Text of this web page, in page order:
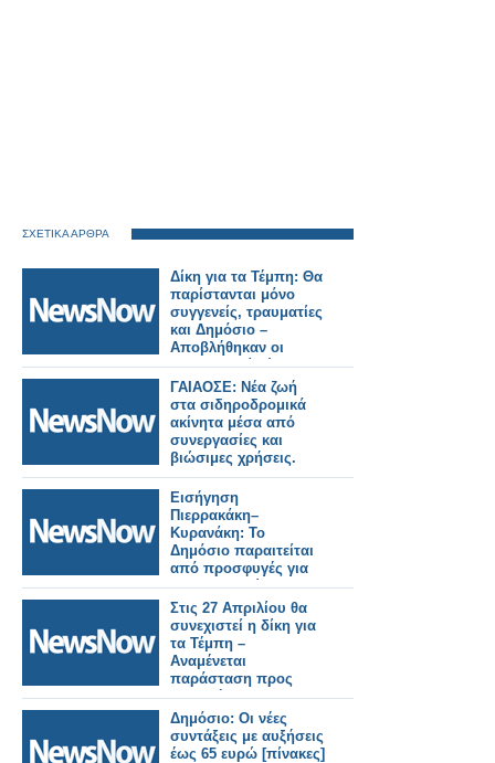
ΣΧΕΤΙΚΑ ΑΡΘΡΑ
Δίκη για τα Τέμπη: Θα
παρίστανται μόνο
συγγενείς, τραυματίες
και Δημόσιο –
Αποβλήθηκαν οι
Δικηγορικοί Σύλλογοι
και το σωματείο των
μηχανοδηγών.
ΓΑΙΑΟΣΕ: Νέα ζωή
στα σιδηροδρομικά
ακίνητα μέσα από
συνεργασίες και
βιώσιμες χρήσεις.
Εισήγηση
Πιερρακάκη–
Κυρανάκη: Το
Δημόσιο παραιτείται
από προσφυγές για
τις αποζημιώσεις των
θυμάτων των Τεμπών.
Στις 27 Απριλίου θα
συνεχιστεί η δίκη για
τα Τέμπη –
Αναμένεται
παράσταση προς
υποστήριξη της
κατηγορίας και από
το Ελληνικό Δημόσιο
Δημόσιο: Οι νέες
συντάξεις με αυξήσεις
έως 65 ευρώ [πίνακες]